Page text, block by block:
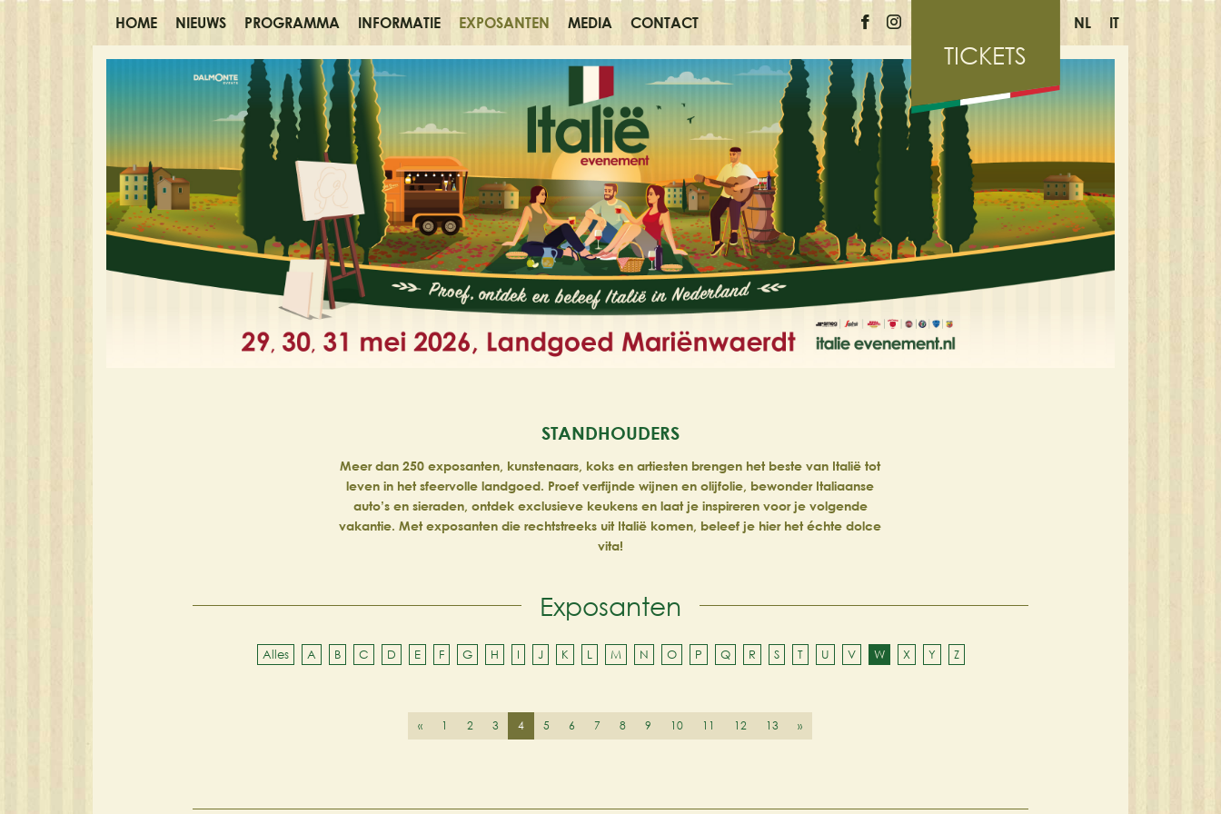
HOME NIEUWS PROGRAMMA INFORMATIE EXPOSANTEN MEDIA CONTACT NL IT
TICKETS
STANDHOUDERS
Meer dan 250 exposanten, kunstenaars, koks en artiesten brengen het beste van Italië tot
leven in het sfeervolle landgoed. Proef verfijnde wijnen en olijfolie, bewonder Italiaanse
auto’s en sieraden, ontdek exclusieve keukens en laat je inspireren voor je volgende
vakantie. Met exposanten die rechtstreeks uit Italië komen, beleef je hier het échte dolce
vita!
Exposanten
Alles A B C D E F G H I J K L M N O P Q R S T U V W X Y Z
« 1 2 3 4 5 6 7 8 9 10 11 12 13 »